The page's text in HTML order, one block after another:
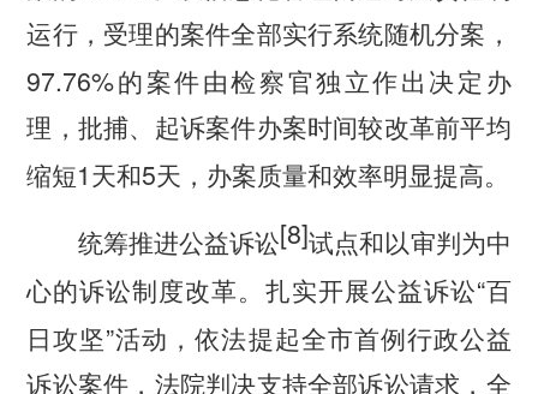
运行，受理的案件全部实行系统随机分案，
97.76%的案件由检察官独立作出决定办
理，批捕、起诉案件办案时间较改革前平均
缩短1 天和5天，办案质量和效率明显提高。
统筹推进公益诉讼[8]试点和以审判为中
心的诉讼制度改革。 扎实开展公益诉讼“百
日攻坚”活动，依法提起全市首例行政公益
诉讼案件，法院判决支持全部诉讼请求，全